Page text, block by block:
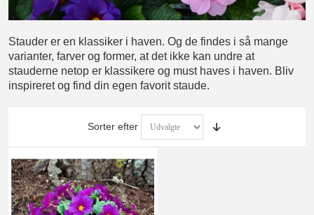
Stauder er en klassiker i haven. Og de findes i så mange
varianter, farver og former, at det ikke kan undre at
stauderne netop er klassikere og must haves i haven. Bliv
inspireret og find din egen favorit staude.
Sorter efter